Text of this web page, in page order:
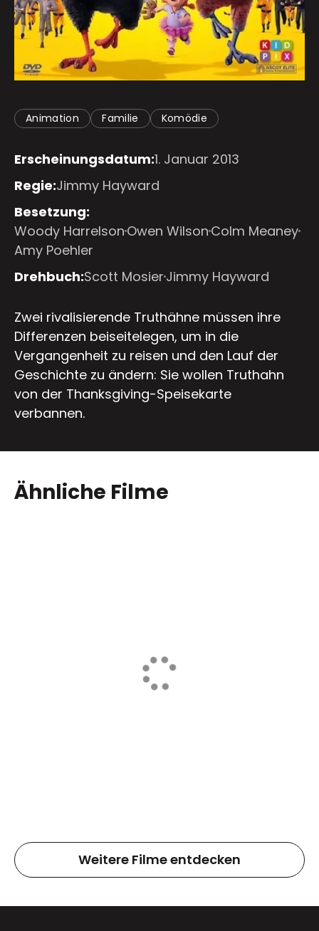
Animation Familie Komödie
Erscheinungsdatum:1. Januar 2013
Regie:Jimmy Hayward
Besetzung:
Woody Harrelson Owen Wilson Colm Meaney
Amy Poehler
Drehbuch:Scott Mosier Jimmy Hayward
Zwei rivalisierende Truthähne müssen ihre
Differenzen beiseitelegen, um in die
Vergangenheit zu reisen und den Lauf der
Geschichte zu ändern: Sie wollen Truthahn
von der Thanksgiving-Speisekarte
verbannen.
Ähnliche Filme
Weitere Filme entdecken